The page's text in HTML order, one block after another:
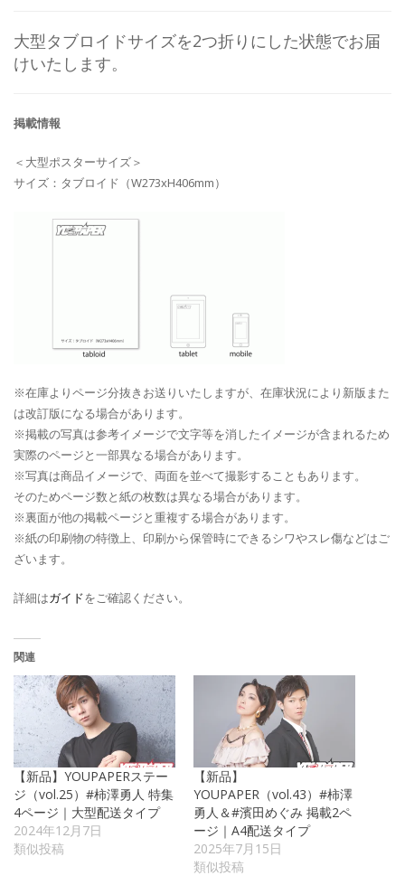
大型タブロイドサイズを2つ折りにした状態でお届
けいたします。
掲載情報
＜大型ポスターサイズ＞
サイズ：タブロイド（W273xH406mm）
※在庫よりページ分抜きお送りいたしますが、在庫状況により新版また
は改訂版になる場合があります。
※掲載の写真は参考イメージで文字等を消したイメージが含まれるため
実際のページと一部異なる場合があります。
※写真は商品イメージで、両面を並べて撮影することもあります。
そのためページ数と紙の枚数は異なる場合があります。
※裏面が他の掲載ページと重複する場合があります。
※紙の印刷物の特徴上、印刷から保管時にできるシワやスレ傷などはご
ざいます。
詳細はガイドをご確認ください。
関連
【新品】YOUPAPERステー
ジ（vol.25）#柿澤勇人 特集
4ページ｜大型配送タイプ
2024年12月7日
類似投稿
【新品】
YOUPAPER（vol.43）#柿澤
勇人＆#濱田めぐみ 掲載2ペ
ージ｜A4配送タイプ
2025年7月15日
類似投稿